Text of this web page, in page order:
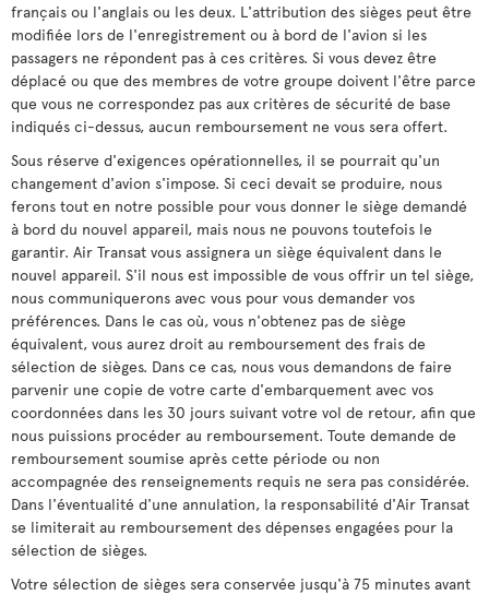
français ou l'anglais ou les deux. L'attribution des sièges peut être
modifiée lors de l'enregistrement ou à bord de l'avion si les
passagers ne répondent pas à ces critères. Si vous devez être
déplacé ou que des membres de votre groupe doivent l'être parce
que vous ne correspondez pas aux critères de sécurité de base
indiqués ci-dessus, aucun remboursement ne vous sera offert.
Sous réserve d'exigences opérationnelles, il se pourrait qu'un
changement d'avion s'impose. Si ceci devait se produire, nous
ferons tout en notre possible pour vous donner le siège demandé
à bord du nouvel appareil, mais nous ne pouvons toutefois le
garantir. Air Transat vous assignera un siège équivalent dans le
nouvel appareil. S'il nous est impossible de vous offrir un tel siège,
nous communiquerons avec vous pour vous demander vos
préférences. Dans le cas où, vous n'obtenez pas de siège
équivalent, vous aurez droit au remboursement des frais de
sélection de sièges. Dans ce cas, nous vous demandons de faire
parvenir une copie de votre carte d'embarquement avec vos
coordonnées dans les 30 jours suivant votre vol de retour, afin que
nous puissions procéder au remboursement. Toute demande de
remboursement soumise après cette période ou non
accompagnée des renseignements requis ne sera pas considérée.
Dans l'éventualité d'une annulation, la responsabilité d'Air Transat
se limiterait au remboursement des dépenses engagées pour la
sélection de sièges.
Votre sélection de sièges sera conservée jusqu'à 75 minutes avant